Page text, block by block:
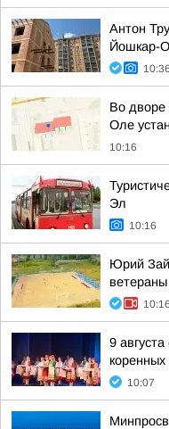
Антон
Йошкар-
10:36
Во дворе
Оле
10:16
Эл
10:16
Юрий
10:16
9
10:07